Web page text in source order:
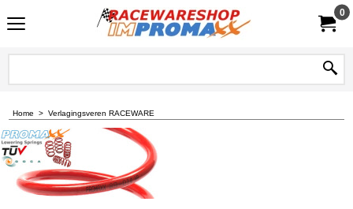
0
Home > Verlagingsveren RACEWARE